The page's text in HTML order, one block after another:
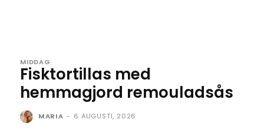
MIDDAG
Fisktortillas med
hemmagjord remouladsås
MARIA - 6 AUGUSTI, 2026